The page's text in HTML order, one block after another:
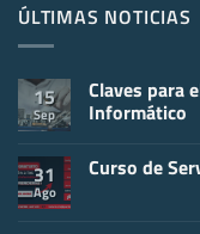
ÚLTIMAS NOTICIAS
15
Sep
Claves para
Informático
comentarios
31
Ago
Curso de